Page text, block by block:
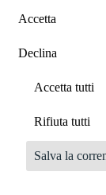
Accetta
Declina
Accetta tutti
Rifiuta tutti
Salva la